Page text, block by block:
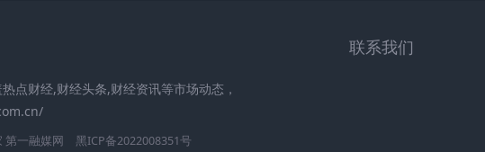
点财经,财经头条,财经资讯等市场动态，
第一融媒网 黑ICP备2022008351号
联系我们